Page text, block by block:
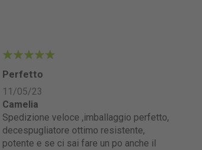
5Perfetto
11/05/23
Camelia
Spedizione veloce ,imballaggio perfetto,
decespugliatore ottimo resistente,
potente e se ci sai fare un po anche il